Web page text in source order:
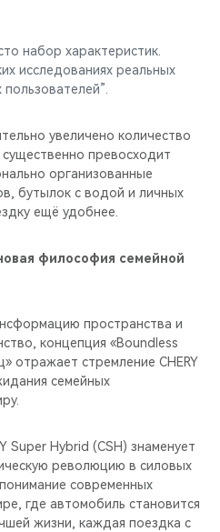
набор характеристик.
исследованиях реальных
увеличено количество
превосходит
организованные
бутылок с водой и личных
ещё удобнее.
философия семейной
пространства и
концепция «Boundless
отражает стремление CHERY
семейных
Super Hybrid (CSH) знаменует
революцию в силовых
современных
где автомобиль становится
жизни, каждая поездка с